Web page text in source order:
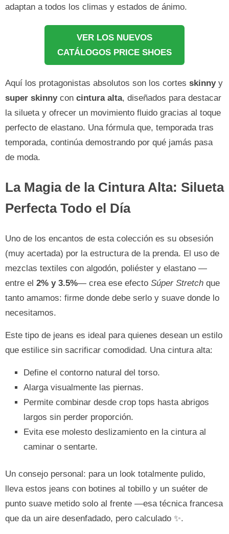
adaptan a todos los climas y estados de ánimo.
VER LOS NUEVOS
CATÁLOGOS PRICE SHOES
Aquí los protagonistas absolutos son los cortes skinnyy
super skinnycon cintura alta, diseñados para destacar
la silueta y ofrecer un movimiento fluido gracias al toque
perfecto de elastano. Una fórmula que, temporada tras
temporada, continúa demostrando por qué jamás pasa
de moda.
La Magia de la Cintura Alta: Silueta
Perfecta Todo el Día
Uno de los encantos de esta colección es su obsesión
(muy acertada) por la estructura de la prenda. El uso de
mezclas textiles con algodón, poliéster y elastano —
entre el 2% y 3.5%— crea ese efecto Súper Stretch que
tanto amamos: firme donde debe serlo y suave donde lo
necesitamos.
Este tipo de jeans es ideal para quienes desean un estilo
que estilice sin sacrificar comodidad. Una cintura alta:
Define el contorno natural del torso.
Alarga visualmente las piernas.
Permite combinar desde crop tops hasta abrigos
largos sin perder proporción.
Evita ese molesto deslizamiento en la cintura al
caminar o sentarte.
Un consejo personal: para un look totalmente pulido,
lleva estos jeans con botines al tobillo y un suéter de
punto suave metido solo al frente —esa técnica francesa
que da un aire desenfadado, pero calculado ✨.